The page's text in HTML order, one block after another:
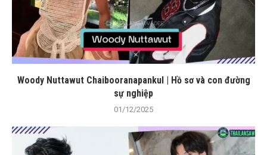
Woody Nuttawut Chaibooranapankul | Hồ sơ và con đường
sự nghiệp
01/12/2025